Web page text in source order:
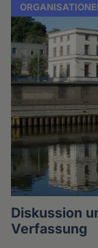
Diskussion
Verfassung